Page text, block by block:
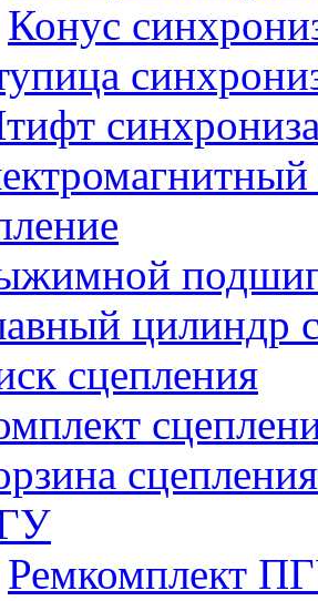
Конус
цилиндр
сцепления
сцепления
Ремкомплект